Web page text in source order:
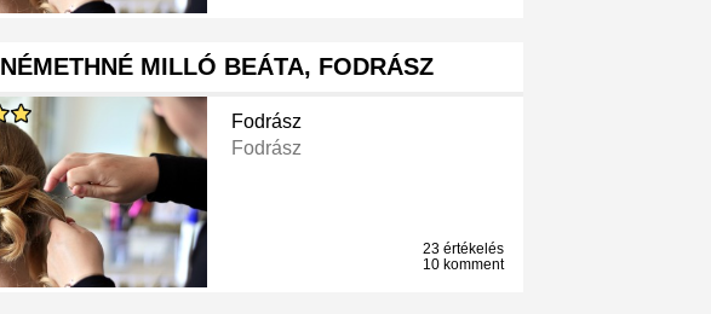
NÉMETHNÉ MILLÓ BEÁTA, FODRÁSZ
Fodrász
Fodrász
23 értékelés
10 komment